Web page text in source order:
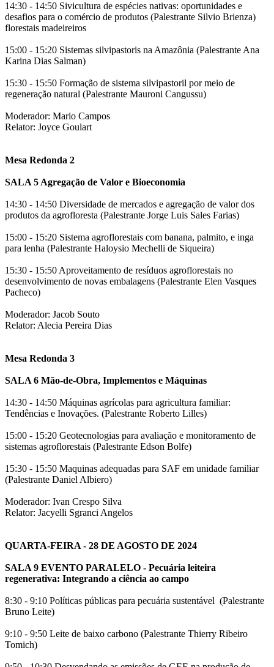
14:30 - 14:50 Sivicultura de espécies nativas: oportunidades e
desafios para o comércio de produtos (Palestrante Silvio Brienza)
florestais madeireiros
15:00 - 15:20 Sistemas silvipastoris na Amazônia (Palestrante Ana
Karina Dias Salman)
15:30 - 15:50 Formação de sistema silvipastoril por meio de
regeneração natural (Palestrante Mauroni Cangussu)
Moderador: Mario Campos
Relator: Joyce Goulart
Mesa Redonda 2
SALA 5 Agregação de Valor e Bioeconomia
14:30 - 14:50 Diversidade de mercados e agregação de valor dos
produtos da agrofloresta (Palestrante Jorge Luis Sales Farias)
15:00 - 15:20 Sistema agroflorestais com banana, palmito, e inga
para lenha (Palestrante Haloysio Mechelli de Siqueira)
15:30 - 15:50 Aproveitamento de resíduos agroflorestais no
desenvolvimento de novas embalagens (Palestrante Elen Vasques
Pacheco)
Moderador: Jacob Souto
Relator: Alecia Pereira Dias
Mesa Redonda 3
SALA 6 Mão-de-Obra, Implementos e Máquinas
14:30 - 14:50 Máquinas agrícolas para agricultura familiar:
Tendências e Inovações. (Palestrante Roberto Lilles)
15:00 - 15:20 Geotecnologias para avaliação e monitoramento de
sistemas agroflorestais (Palestrante Edson Bolfe)
15:30 - 15:50 Maquinas adequadas para SAF em unidade familiar
(Palestrante Daniel Albiero)
Moderador: Ivan Crespo Silva
Relator: Jacyelli Sgranci Angelos
QUARTA-FEIRA - 28 DE AGOSTO DE 2024
SALA 9 EVENTO PARALELO - Pecuária leiteira
regenerativa: Integrando a ciência ao campo
8:30 - 9:10 Políticas públicas para pecuária sustentável (Palestrante
Bruno Leite)
9:10 - 9:50 Leite de baixo carbono (Palestrante Thierry Ribeiro
Tomich)